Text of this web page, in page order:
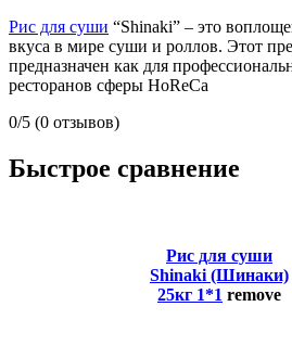
Рис для суши “Shinaki” – это
вкуса в мире суши и роллов. Этот
предназначен как для
ресторанов сферы HoReCa
0/5 (0 отзывов)
Быстрое сравнение
Рис для суши
Shinaki (Шинаки)
25кг 1*1 remove